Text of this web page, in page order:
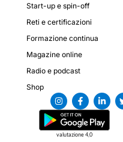
Start-up e spin-off
Reti e certificazioni
Formazione continua
Magazine online
Radio e podcast
Shop
valutazione 4,0